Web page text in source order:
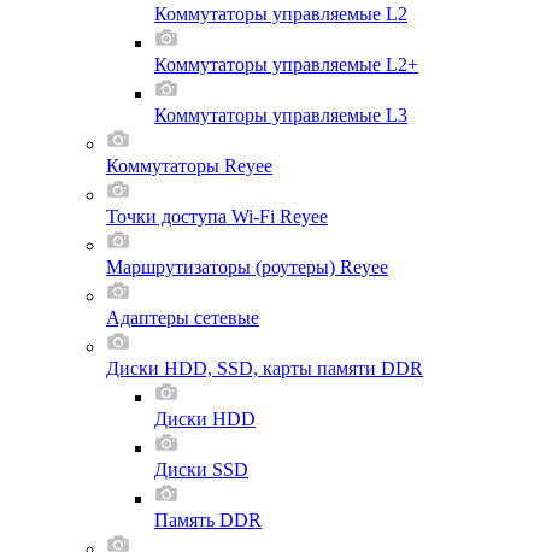
Коммутаторы управляемые L2
Коммутаторы управляемые L2+
Коммутаторы управляемые L3
Коммутаторы Reyee
Точки доступа Wi-Fi Reyee
Маршрутизаторы (роутеры) Reyee
Адаптеры сетевые
Диски HDD, SSD, карты памяти DDR
Диски HDD
Диски SSD
Память DDR